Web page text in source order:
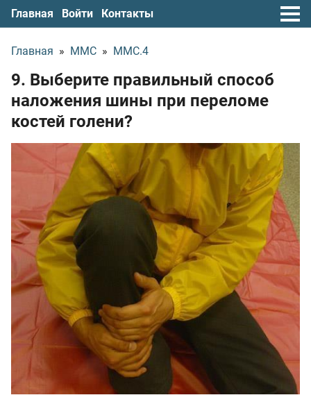
Главная Войти Контакты
Главная » ММС » ММС.4
9. Выберите правильный способ
наложения шины при переломе
костей голени?